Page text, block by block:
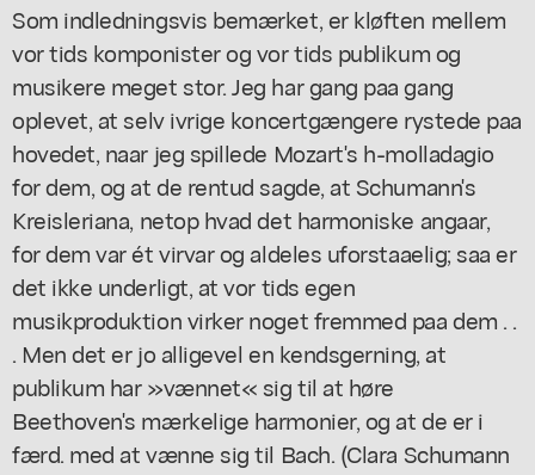
Som indledningsvis bemærket, er kløften mellem
vor tids komponister og vor tids publikum og
musikere meget stor. Jeg har gang paa gang
oplevet, at selv ivrige koncertgængere rystede paa
hovedet, naar jeg spillede Mozart's h-molladagio
for dem, og at de rentud sagde, at Schumann's
Kreisleriana, netop hvad det harmoniske angaar,
for dem var ét virvar og aldeles uforstaaelig; saa er
det ikke underligt, at vor tids egen
musikproduktion virker noget fremmed paa dem . .
. Men det er jo alligevel en kendsgerning, at
publikum har »vænnet« sig til at høre
Beethoven's mærkelige harmonier, og at de er i
færd. med at vænne sig til Bach. (Clara Schumann